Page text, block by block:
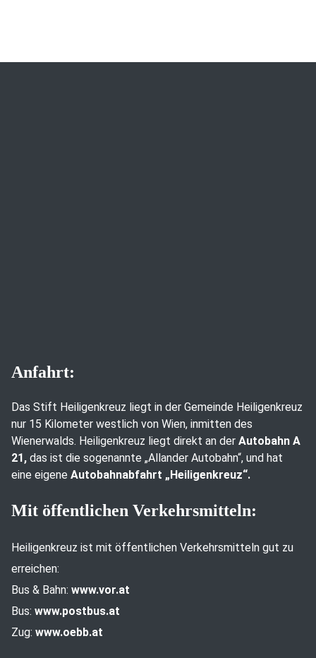
Anfahrt:
Das Stift Heiligenkreuz liegt in der Gemeinde Heiligenkreuz
nur 15 Kilometer westlich von Wien, inmitten des
Wienerwalds. Heiligenkreuz liegt direkt an der Autobahn A
21, das ist die sogenannte „Allander Autobahn“, und hat
eine eigene Autobahnabfahrt „Heiligenkreuz“.
Mit öffentlichen Verkehrsmitteln:
Heiligenkreuz ist mit öffentlichen Verkehrsmitteln gut zu
erreichen:
Bus & Bahn: www.vor.at
Bus: www.postbus.at
Zug: www.oebb.at